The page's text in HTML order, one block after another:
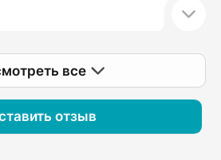
отзыв
на которые я
проблему. Определен
действий. Спасибо
все